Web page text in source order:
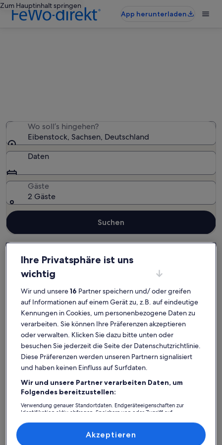
Zum Hauptinhalt springen
App herunterladen
Wo soll’s hingehen?
Eibenstock, Sachsen, Deutschland
Daten
Gäste
2 Gäste
Suchen
Erzgebirgskreis Ferienwohnungen und Apartments in Eibenstock
Eibenstock: Entdecke
Ferienwohnungen und
Apartments
Weitere Infos zu Fewo für Familien mit Kindern, mitWeitere
Ihre Privatsphäre ist uns
wichtig
Wir und unsere16 Partner speichern und/ oder greifen
auf Informationen auf einem Gerät zu, z.B. auf eindeutige
Kennungen in Cookies, um personenbezogene Daten zu
verarbeiten. Sie können Ihre Präferenzen akzeptieren
oder verwalten. Klicken Sie dazu bitte unten oder
besuchen Sie jederzeit die Seite der Datenschutzrichtlinie.
Diese Präferenzen werden unseren Partnern signalisiert
und haben keinen Einfluss auf Surfdaten.
Wir und unsere Partner verarbeiten Daten, um
Folgendes bereitzustellen:
Verwendung genauer Standortdaten. Endgeräteeigenschaften zur
Identifikation aktiv abfragen. Speichern von oder Zugriff auf
Inhalte, Messung von Werbeleistung und der Performance von Inhalten,
Zielgruppenforschung sowie Entwicklung und Verbesserung von
Akzeptieren